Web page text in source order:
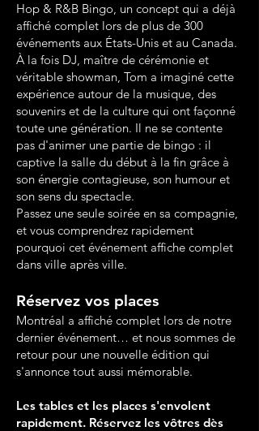
Hop & R&B Bingo, un concept qui a déjà
affiché complet lors de plus de 300
événements aux États-Unis et au Canada.
À la fois DJ, maître de cérémonie et
véritable showman, Tom a imaginé cette
expérience autour de la musique, des
souvenirs et de la culture qui ont façonné
toute une génération. Il ne se contente
pas d'animer une partie de bingo : il
captive la salle du début à la fin grâce à
son énergie contagieuse, son humour et
son sens du spectacle.
Passez une seule soirée en sa compagnie,
et vous comprendrez rapidement
pourquoi cet événement affiche complet
dans ville après ville.
Réservez vos places
Montréal a affiché complet lors de notre
dernier événement… et nous sommes de
retour pour une nouvelle édition qui
s'annonce tout aussi mémorable.
Les tables et les places s'envolent
rapidement. Réservez les vôtres dès